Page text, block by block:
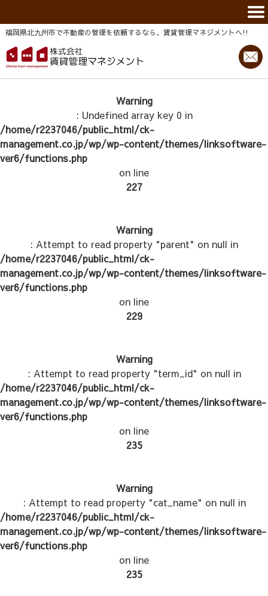
福岡県北九州市で不動産の管理を依頼するなら、賃貸管理マネジメントヘ!!
Warning
: Undefined array key 0 in
/home/r2237046/public_html/ck-
management.co.jp/wp/wp-content/themes/linksoftware-
ver6/functions.php
on line
227
Warning
: Attempt to read property "parent" on null in
/home/r2237046/public_html/ck-
management.co.jp/wp/wp-content/themes/linksoftware-
ver6/functions.php
on line
229
Warning
: Attempt to read property "term_id" on null in
/home/r2237046/public_html/ck-
management.co.jp/wp/wp-content/themes/linksoftware-
ver6/functions.php
on line
235
Warning
: Attempt to read property "cat_name" on null in
/home/r2237046/public_html/ck-
management.co.jp/wp/wp-content/themes/linksoftware-
ver6/functions.php
on line
235